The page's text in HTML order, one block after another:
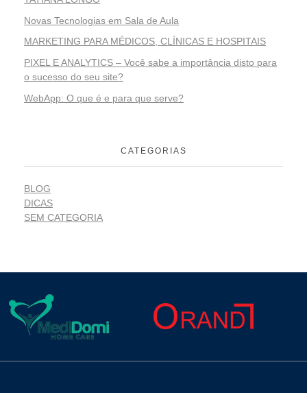
Novas Tecnologias em Sala de Aula
MARKETING PARA MÉDICOS, CLÍNICAS E HOSPITAIS
PIXEL E ANALYTICS – Você sabe a importância disto para
o sucesso do seu site?
WebApp: O que é e para que serve?
CATEGORIAS
BLOG
DICAS
SEM CATEGORIA